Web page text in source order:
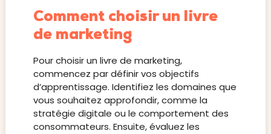
Comment choisir un livre
de marketing
Pour choisir un livre de marketing,
commencez par définir vos objectifs
d’apprentissage. Identifiez les domaines que
vous souhaitez approfondir, comme la
stratégie digitale ou le comportement des
consommateurs. Ensuite, évaluez les